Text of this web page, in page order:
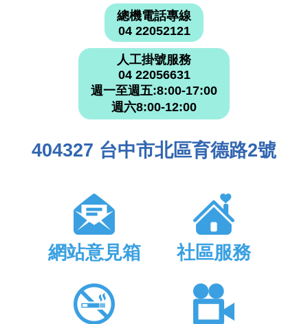
總機電話專線
04 22052121
人工掛號服務
04 22056631
週一至週五:8:00-17:00
週六8:00-12:00
404327 台中市北區育德路2號
網站意見箱 社區服務